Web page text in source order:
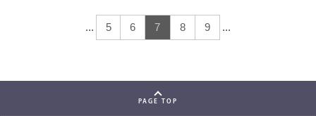
... 5 6 7 8 9 ...
PAGE TOP